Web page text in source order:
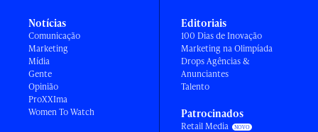
Notícias
Comunicação
Marketing
Mídia
Gente
Opinião
ProXXIma
Women To Watch
Editoriais
100 Dias de Inovação
Marketing na Olimpíada
Drops Agências &
Anunciantes
Talento
Patrocinados
Retail Media